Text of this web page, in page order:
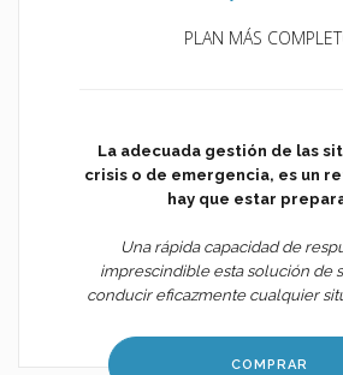
PLAN MÁS
La adecuada gestión de las
crisis o de emergencia, es un
hay que estar
Una rápida capacidad de
imprescindible esta solución de
conducir eficazmente cualquier
COMPRAR